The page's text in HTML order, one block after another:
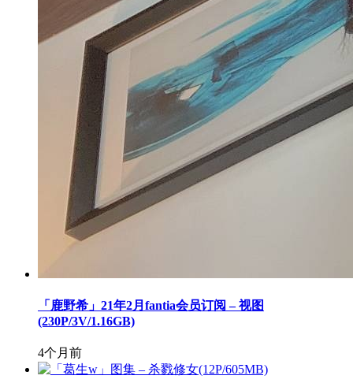
「鹿野希」21年2月fantia会员订阅 – 视图
(230P/3V/1.16GB)
4个月前